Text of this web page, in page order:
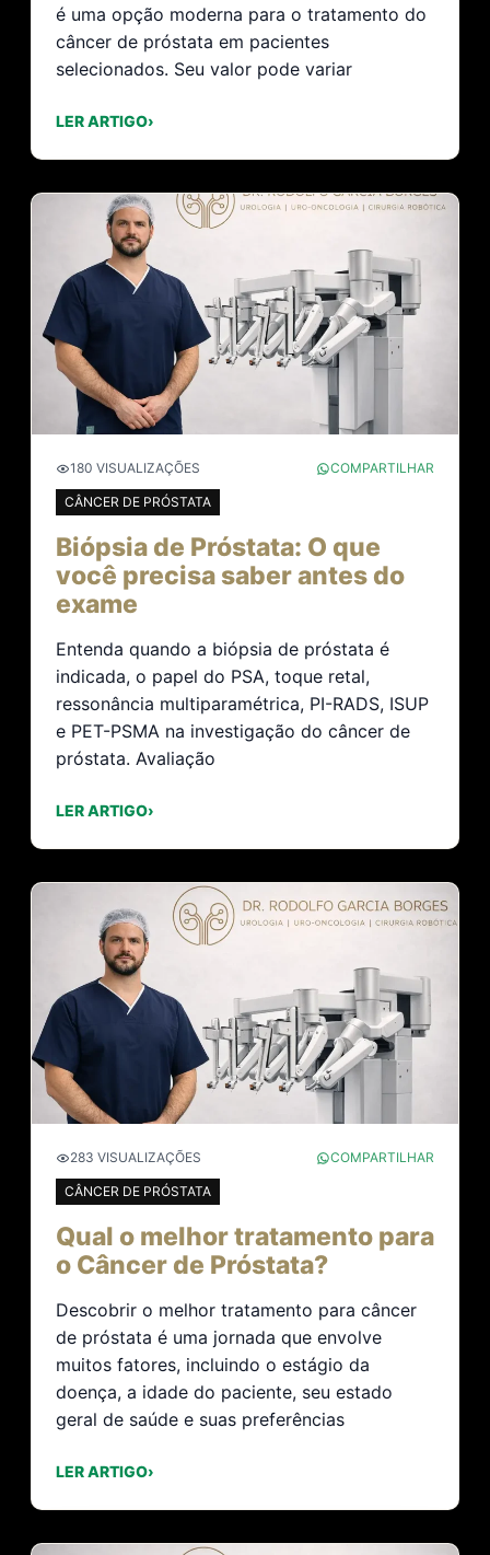
é uma opção moderna para o tratamento do
câncer de próstata em pacientes
selecionados. Seu valor pode variar
LER ARTIGO›
180 VISUALIZAÇÕES COMPARTILHAR
CÂNCER DE PRÓSTATA
Biópsia de Próstata: O que
você precisa saber antes do
exame
Entenda quando a biópsia de próstata é
indicada, o papel do PSA, toque retal,
ressonância multiparamétrica, PI-RADS, ISUP
e PET-PSMA na investigação do câncer de
próstata. Avaliação
LER ARTIGO›
283 VISUALIZAÇÕES COMPARTILHAR
CÂNCER DE PRÓSTATA
Qual o melhor tratamento para
o Câncer de Próstata?
Descobrir o melhor tratamento para câncer
de próstata é uma jornada que envolve
muitos fatores, incluindo o estágio da
doença, a idade do paciente, seu estado
geral de saúde e suas preferências
LER ARTIGO›